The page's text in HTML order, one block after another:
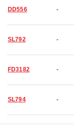
DD556 -
SL792 -
FD3182 -
SL794 -